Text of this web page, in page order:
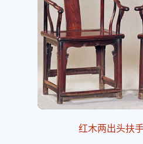
红木两出头扶